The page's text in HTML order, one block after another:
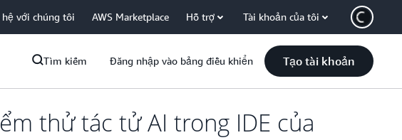
hệ với chúng tôi AWS Marketplace Hỗ trợ Tài khoản của tôi
Tìm kiếm Đăng nhập vào bảng điều khiển Tạo tài khoản
thử tác tử AI trong IDE của